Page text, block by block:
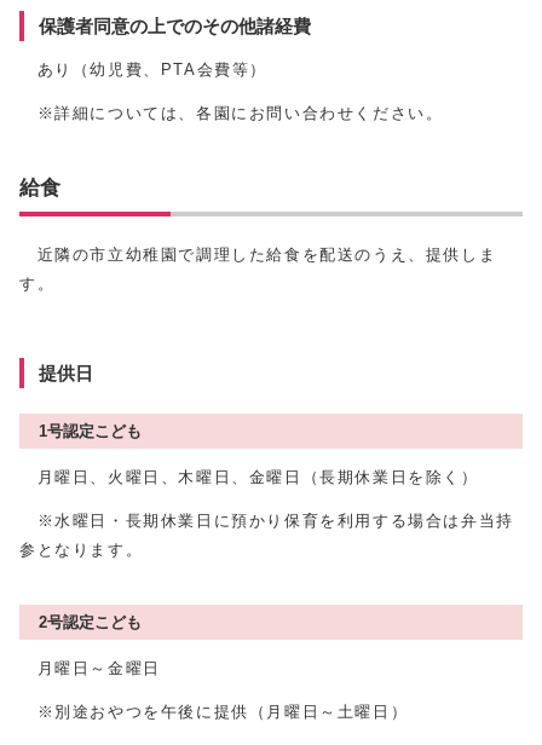
保護者同意の上でのその他諸経費
あり（幼児費、PTA会費等）
※詳細については、各園にお問い合わせください。
給食
近隣の市立幼稚園で調理した給食を配送のうえ、提供しま
す。
提供日
1号認定こども
月曜日、火曜日、木曜日、金曜日（長期休業日を除く）
※水曜日・長期休業日に預かり保育を利用する場合は弁当持
参となります。
2号認定こども
月曜日～金曜日
※別途おやつを午後に提供（月曜日～土曜日）